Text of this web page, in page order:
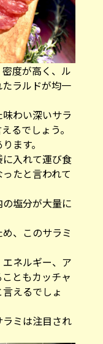
度が高く、ル
ラルドが均一
わい深いサラ
るでしょう。
ます。
入れて運び食
たと言われて
塩分が大量に
、このサラミ
ネルギー、ア
ともカッチャ
えるでしょ
ミは注目され